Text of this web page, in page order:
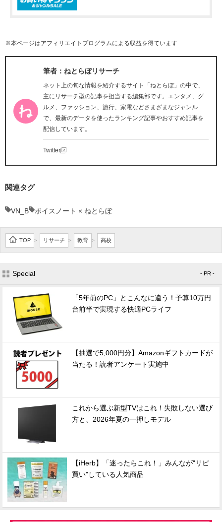
※本ページはアフィリエイトプログラムによる収益を得ています
筆者：ねとらぼリサーチ
ネット上の旬な情報を紹介するサイト「ねとらぼ」の中で、
主にリサーチ型の記事を担当する編集部です。エンタメ、グ
ルメ、ファッション、旅行、家電などさまざまなジャンル
で、最新のデータを使ったランキング記事やおすすめ記事を
配信しています。
Twitter
関連タグ
VN_B ボイスノート × ねとらぼ
TOP > リサーチ > 教育 > 高校
Special - PR -
「5年前のPC」とこんなに違う！予算10万円
台前半で実現する快適PCライフ
【抽選で5,000円分】Amazonギフトカードが
当たる！読者アンケート実施中
これから選ぶ新型TVはこれ！失敗しない選び
方と、2026年夏の一押しモデル
【iHerb】「迷ったらこれ！」みんなが"リピ
買い"している人気商品